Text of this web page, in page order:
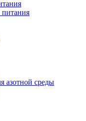
азотной среды